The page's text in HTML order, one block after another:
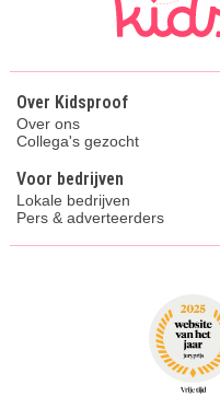
Over Kidsproof
Over ons
Collega's gezocht
Voor bedrijven
Lokale bedrijven
Pers & adverteerders